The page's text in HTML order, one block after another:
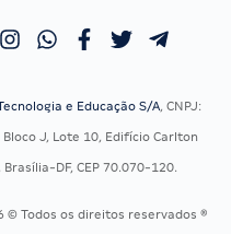
Calendário OAB
e Educação S/A, CNPJ:
J, Lote 10, Edifício Carlton
Brasília-DF, CEP 70.070-120.
© Todos os direitos reservados ®